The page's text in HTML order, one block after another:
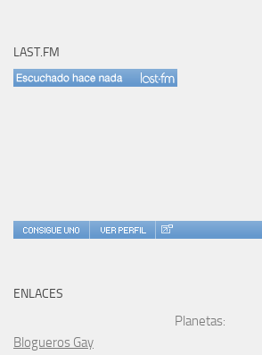
LAST.FM
ENLACES
Planetas:
Blogueros Gay